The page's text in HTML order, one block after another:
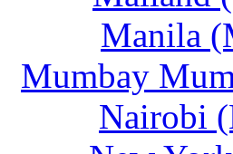
Manila
Mumbay
Nairobi